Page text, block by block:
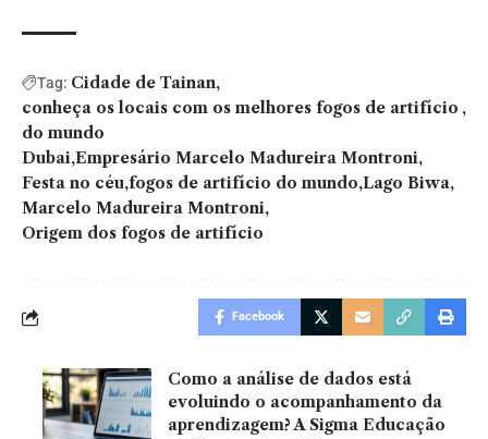
Tag: Cidade de Tainan
conheça os locais com os melhores fogos de artifício
do mundo
Dubai Empresário Marcelo Madureira Montroni
Festa no céu fogos de artifício do mundo Lago Biwa
Marcelo Madureira Montroni
Origem dos fogos de artifício
Facebook
Como a análise de dados está
evoluindo o acompanhamento da
aprendizagem? A Sigma Educação